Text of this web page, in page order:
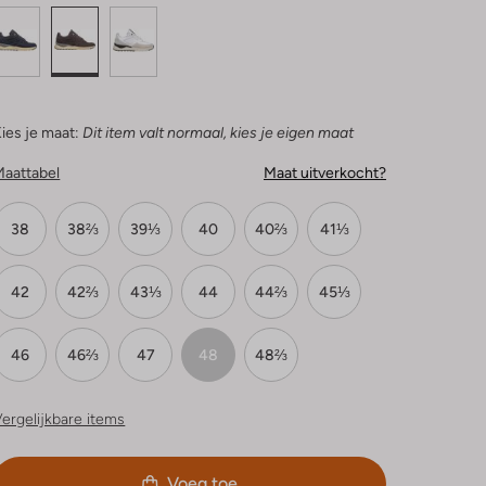
je maat: Dit item valt normaal, kies je eigen maat
Maat uitverkocht?
38 38⅔ 39⅓ 40 40⅔ 41⅓
42 42⅔ 43⅓ 44 44⅔ 45⅓
46 46⅔ 47 48 48⅔
items